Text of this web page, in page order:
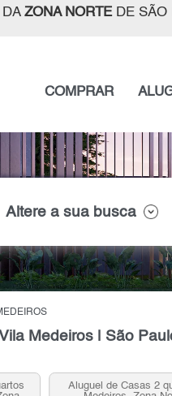
ZONA NORTEDE SÃO
COMPRAR
Altere a sua busca
Medeiros | São
Aluguel de Casas 2